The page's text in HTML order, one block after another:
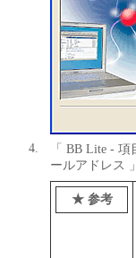
4.
「 BB Lite -
ールアドレス
★ 参考